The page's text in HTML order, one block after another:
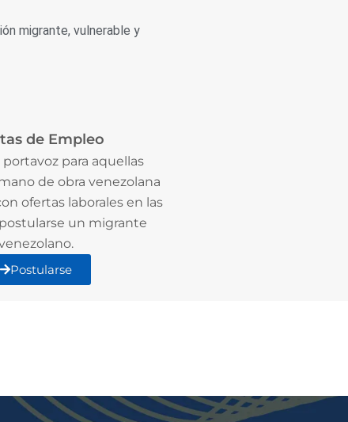
migrante, vulnerable y
de Empleo
portavoz para aquellas
de obra venezolana
ofertas laborales en las
un migrante
Postularse